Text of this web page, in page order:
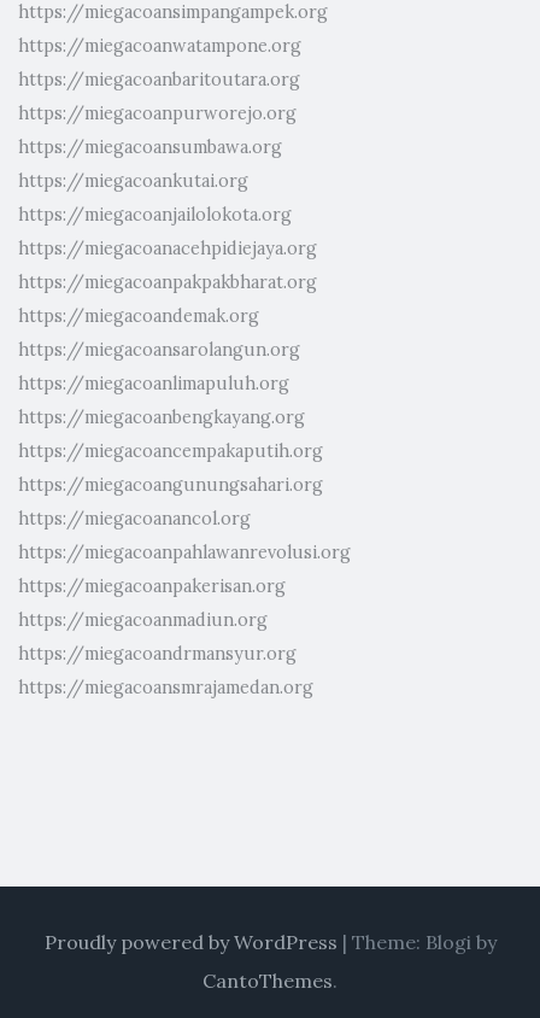
https://miegacoansimpangampek.org
https://miegacoanwatampone.org
https://miegacoanbaritoutara.org
https://miegacoanpurworejo.org
https://miegacoansumbawa.org
https://miegacoankutai.org
https://miegacoanjailolokota.org
https://miegacoanacehpidiejaya.org
https://miegacoanpakpakbharat.org
https://miegacoandemak.org
https://miegacoansarolangun.org
https://miegacoanlimapuluh.org
https://miegacoanbengkayang.org
https://miegacoancempakaputih.org
https://miegacoangunungsahari.org
https://miegacoanancol.org
https://miegacoanpahlawanrevolusi.org
https://miegacoanpakerisan.org
https://miegacoanmadiun.org
https://miegacoandrmansyur.org
https://miegacoansmrajamedan.org
Proudly powered by WordPress | Theme: Blogi by
CantoThemes.